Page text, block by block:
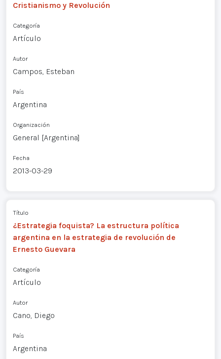
Cristianismo y Revolución
Categoría
Artículo
Autor
Campos, Esteban
País
Argentina
Organización
General [Argentina]
Fecha
2013-03-29
Título
¿Estrategia foquista? La estructura política
argentina en la estrategia de revolución de
Ernesto Guevara
Categoría
Artículo
Autor
Cano, Diego
País
Argentina